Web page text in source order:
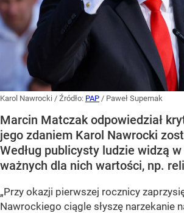
Karol Nawrocki / Źródło: PAP / Paweł Supernak
Marcin Matczak odpowiedział
jego zdaniem Karol Nawrocki
Według publicysty ludzie widzą
ważnych dla nich wartości, np.
„Przy okazji pierwszej rocznicy
Nawrockiego ciągle słyszę narzekanie